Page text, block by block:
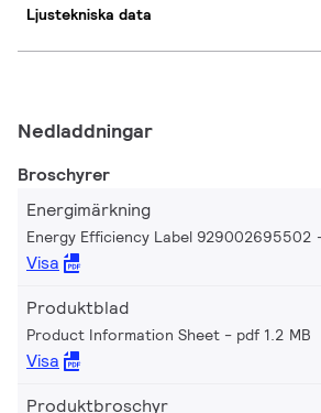
Ljustekniska data
Nedladdningar
Broschyrer
Energimärkning
Energy Efficiency Label 929002695502
Visa
Produktblad
Product Information Sheet pdf 1.2 MB
Visa
Produktbroschyr